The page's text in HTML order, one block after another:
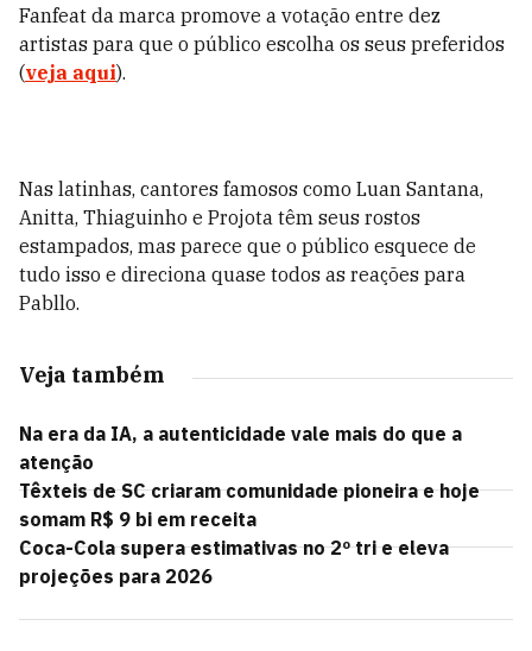
Fanfeat da marca promove a votação entre dez
artistas para que o público escolha os seus preferidos
(veja aqui).
Nas latinhas, cantores famosos como Luan Santana,
Anitta, Thiaguinho e Projota têm seus rostos
estampados, mas parece que o público esquece de
tudo isso e direciona quase todos as reações para
Pabllo.
Veja também
Na era da IA, a autenticidade vale mais do que a
atenção
Têxteis de SC criaram comunidade pioneira e hoje
somam R$ 9 bi em receita
Coca-Cola supera estimativas no 2º tri e eleva
projeções para 2026